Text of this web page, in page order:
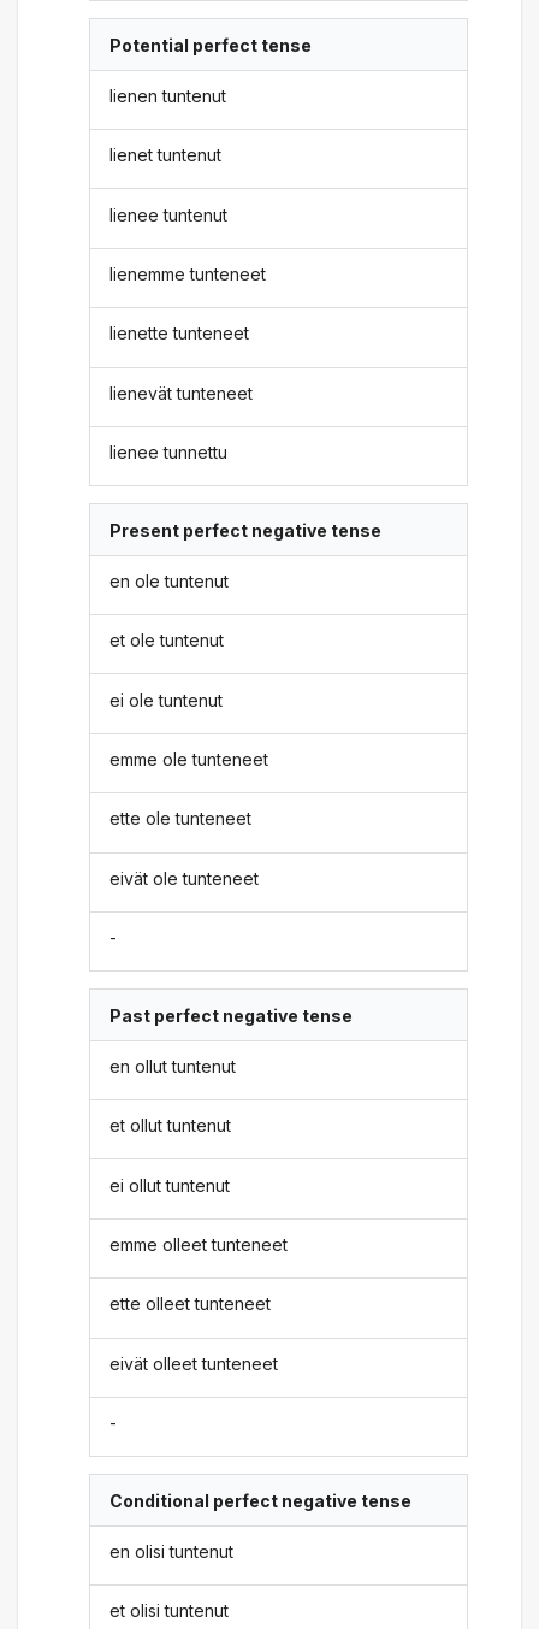
Potential perfect tense
lienen tuntenut
lienet tuntenut
lienee tuntenut
lienemme tunteneet
lienette tunteneet
lienevät tunteneet
lienee tunnettu
Present perfect negative tense
en ole tuntenut
et ole tuntenut
ei ole tuntenut
emme ole tunteneet
ette ole tunteneet
eivät ole tunteneet
-
Past perfect negative tense
en ollut tuntenut
et ollut tuntenut
ei ollut tuntenut
emme olleet tunteneet
ette olleet tunteneet
eivät olleet tunteneet
-
Conditional perfect negative tense
en olisi tuntenut
et olisi tuntenut